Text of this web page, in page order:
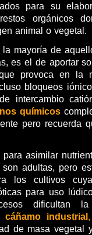
para su
orgánicos
animal o vegetal.
mayoría de
es el de aportar
provoca en la
bloqueos
intercambio
químicos
pero recuerda
asimilar
adultas, pero
los cultivos
para uso
dificultan
cáñamo industrial,
de masa vegetal